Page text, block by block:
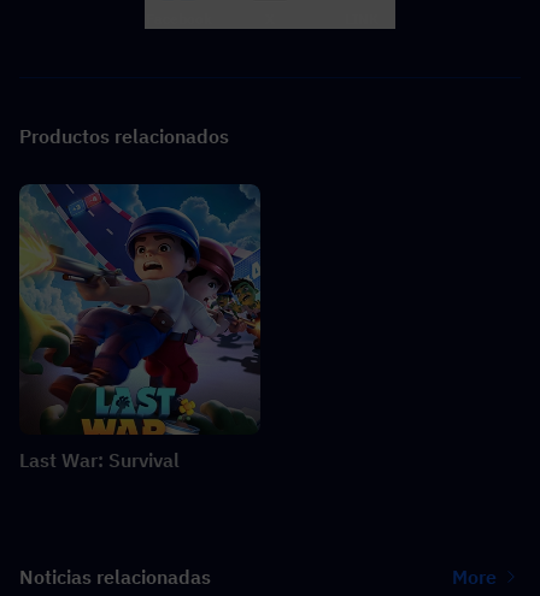
Productos relacionados
Last War: Survival
Noticias relacionadas More